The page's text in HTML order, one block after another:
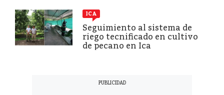
ICA
Seguimiento al sistema de
riego tecnificado en cultivo
de pecano en Ica